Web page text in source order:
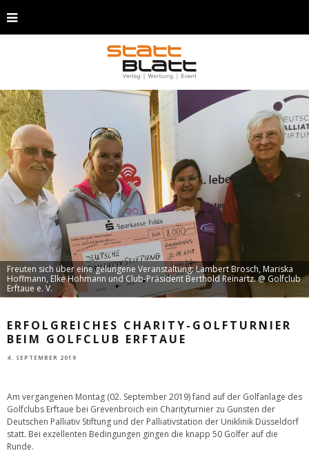
Freuten sich über eine gelungene Veranstaltung: Lambert Brosch, Mariska
Hoffmann, Elke Hohmann und Club-Präsident Berthold Reinartz. @ Golfclub
Erftaue e. V.
ERFOLGREICHES CHARITY-GOLFTURNIER
BEIM GOLFCLUB ERFTAUE
4. SEPTEMBER 2019
Am vergangenen Montag (02. September 2019) fand auf der Golfanlage des
Golfclubs Erftaue bei Grevenbroich ein Charityturnier zu Gunsten der
Deutschen Palliativ Stiftung und der Palliativstation der Uniklinik Düsseldorf
statt. Bei exzellenten Bedingungen gingen die knapp 50 Golfer auf die
Runde.